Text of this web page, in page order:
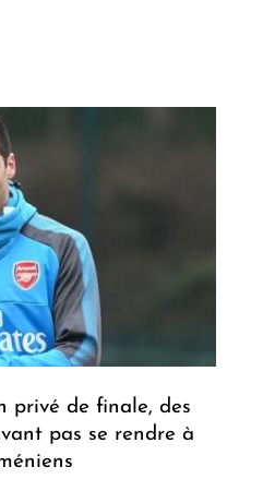
privé de finale, des
pas se rendre à